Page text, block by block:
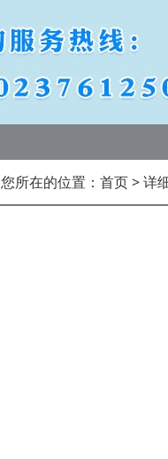
您所在的位置： 首页> 详